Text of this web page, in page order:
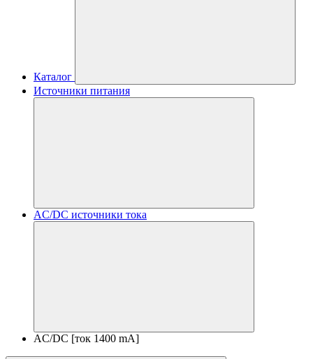
Каталог
Источники питания
AC/DC источники тока
AC/DC [ток 1400 mA]